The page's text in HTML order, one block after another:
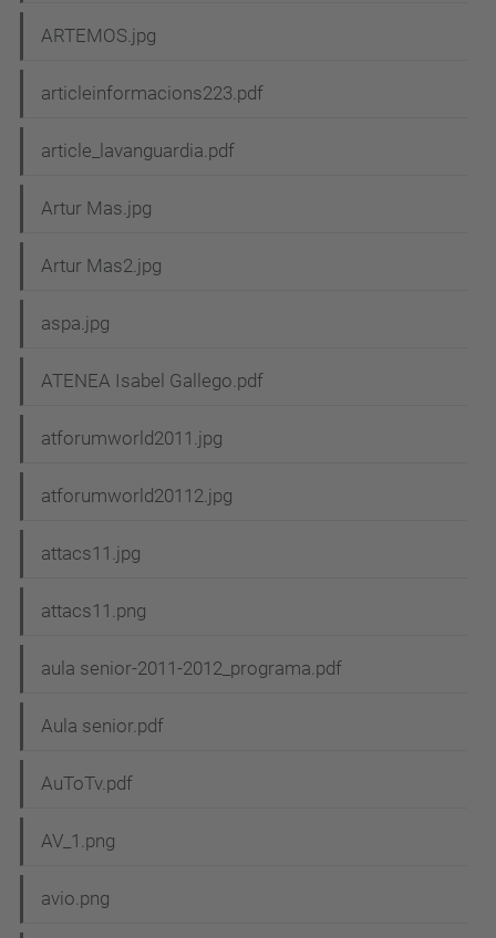
ARTEMOS.jpg
articleinformacions223.pdf
article_lavanguardia.pdf
Artur Mas.jpg
Artur Mas2.jpg
aspa.jpg
ATENEA Isabel Gallego.pdf
atforumworld2011.jpg
atforumworld20112.jpg
attacs11.jpg
attacs11.png
aula senior-2011-2012_programa.pdf
Aula senior.pdf
AuToTv.pdf
AV_1.png
avio.png